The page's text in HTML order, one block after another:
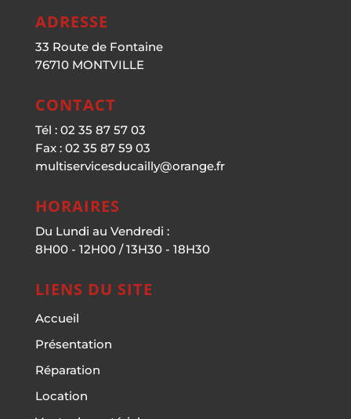
ADRESSE
33 Route de Fontaine
76710 MONTVILLE
CONTACT
Tél : 02 35 87 57 03
Fax : 02 35 87 59 03
multiservicesducailly@orange.fr
HORAIRES
Du Lundi au Vendredi :
8H00 - 12H00 / 13H30 - 18H30
LIENS DU SITE
Accueil
Présentation
Réparation
Location